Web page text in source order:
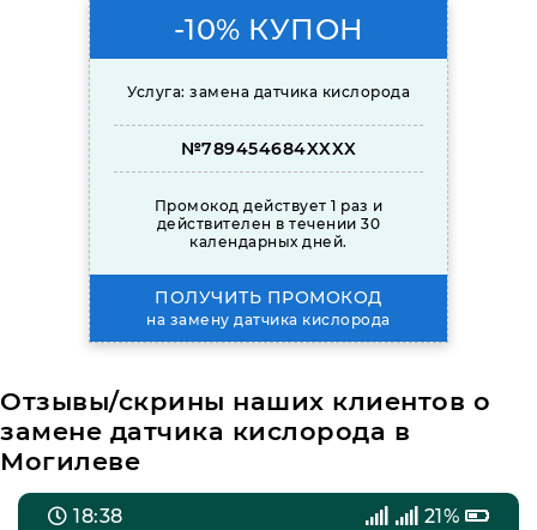
-10% КУПОН
Услуга: замена датчика кислорода
№789454684XXXX
Промокод действует 1 раз и
действителен в течении 30
календарных дней.
ПОЛУЧИТЬ ПРОМОКОД
на замену датчика кислорода
Отзывы/скрины наших клиентов о
замене датчика кислорода в
Могилеве
18:38
21%